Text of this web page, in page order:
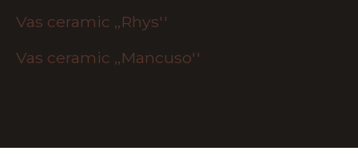
Vas ceramic ,,Rhys''
Vas ceramic ,,Mancuso''